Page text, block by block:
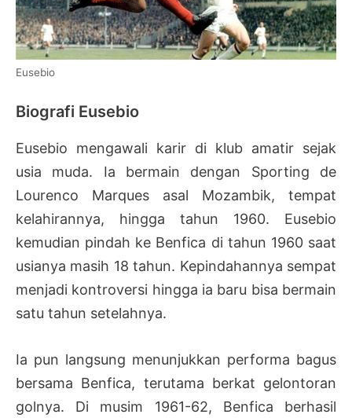
Eusebio
Biografi Eusebio
Eusebio mengawali karir di klub amatir sejak
usia muda. Ia bermain dengan Sporting de
Lourenco Marques asal Mozambik, tempat
kelahirannya, hingga tahun 1960. Eusebio
kemudian pindah ke Benfica di tahun 1960 saat
usianya masih 18 tahun. Kepindahannya sempat
menjadi kontroversi hingga ia baru bisa bermain
satu tahun setelahnya.
Ia pun langsung menunjukkan performa bagus
bersama Benfica, terutama berkat gelontoran
golnya. Di musim 1961-62, Benfica berhasil